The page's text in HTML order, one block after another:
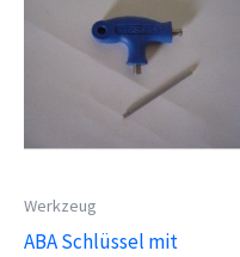
Werkzeug
ABA Schlüssel mit